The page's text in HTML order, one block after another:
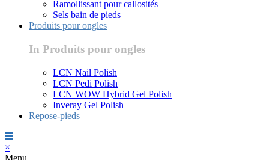
Ramollissant pour callosités
Sels bain de pieds
Produits pour ongles
In Produits pour ongles
LCN Nail Polish
LCN Pedi Polish
LCN WOW Hybrid Gel Polish
Inveray Gel Polish
Repose-pieds
×
Menu